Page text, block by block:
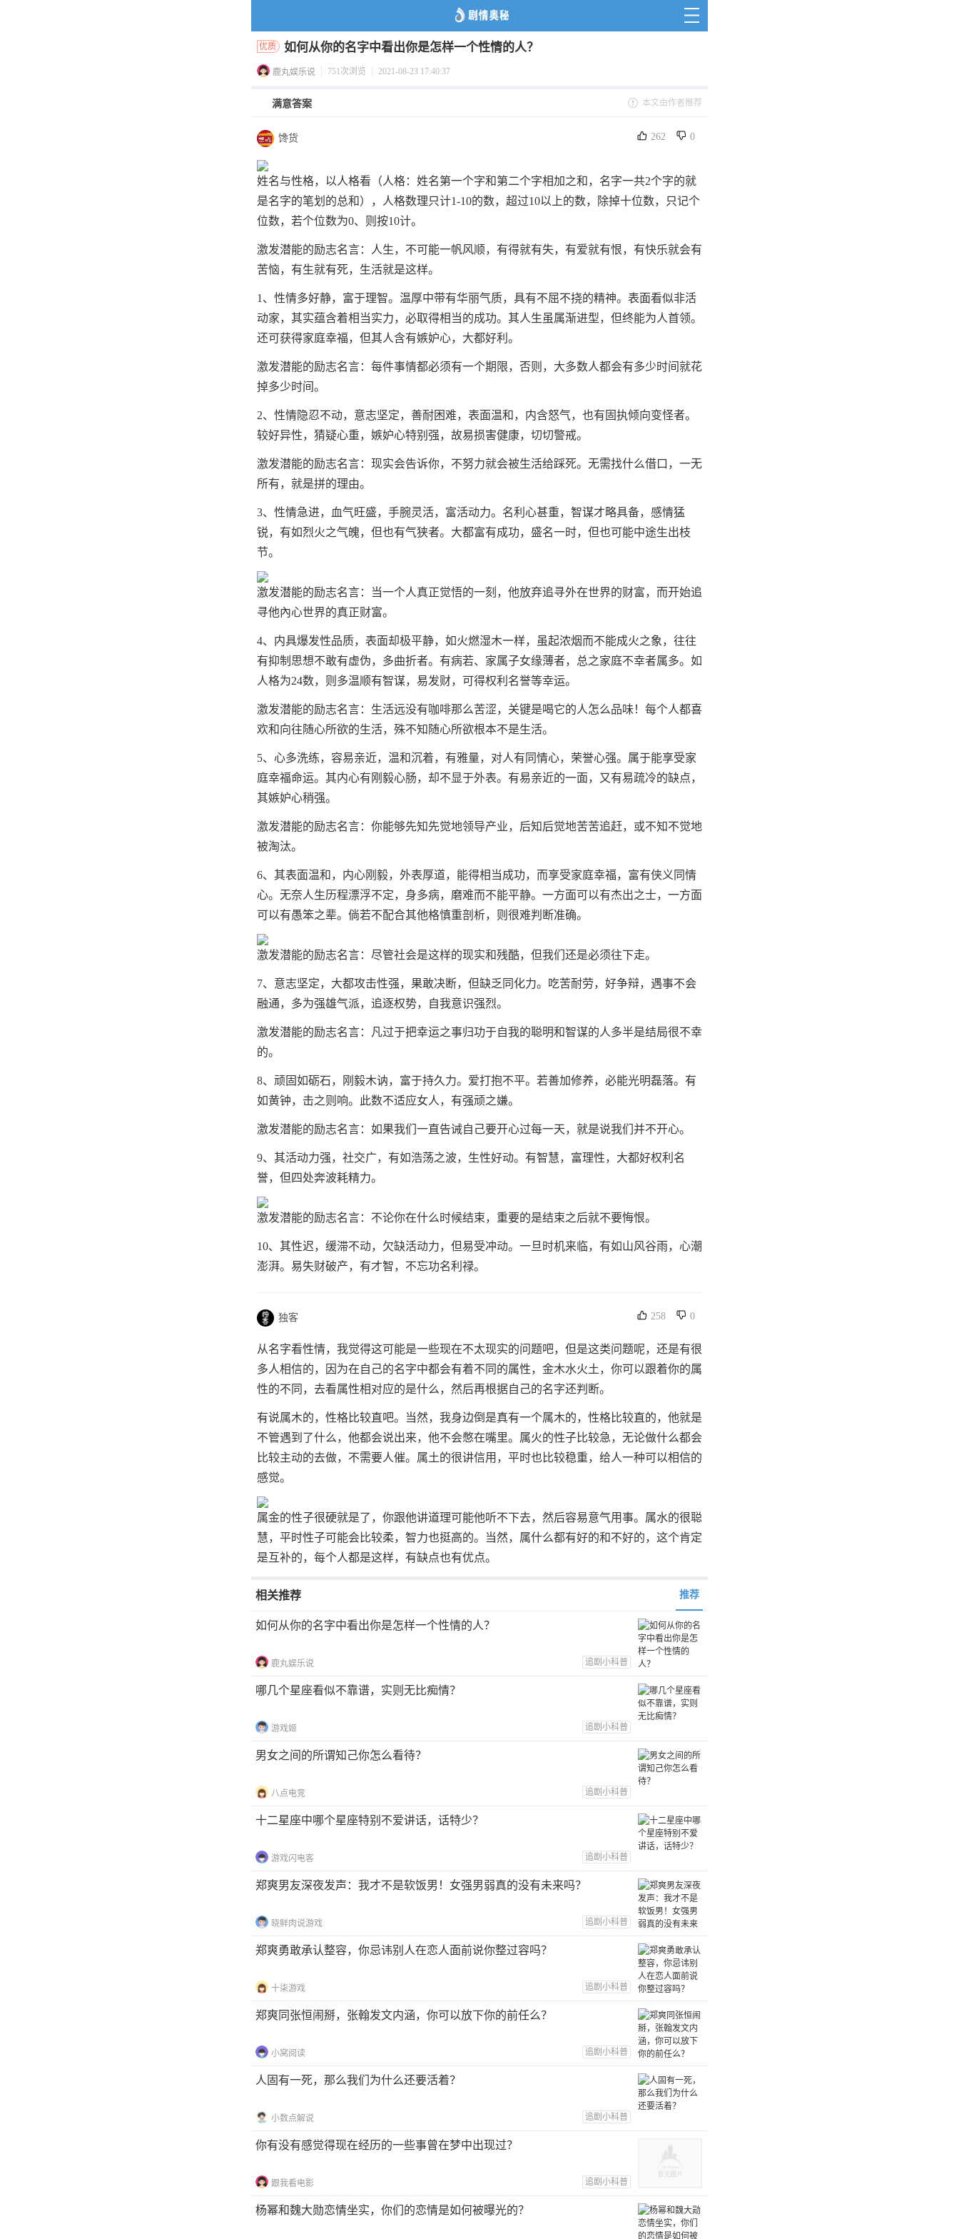
优质 如何从你的名字中看出你是怎样一个性情的人？
鹿丸娱乐说 751次浏览 2021-08-23 17:40:37
满意答案 本文由作者推荐
馋货 262 0
姓名与性格，以人格看（人格：姓名第一个字和第二个字相加之和，名字一共2个字的就
是名字的笔划的总和），人格数理只计1-10的数，超过10以上的数，除掉十位数，只记个
位数，若个位数为0、则按10计。
激发潜能的励志名言：人生，不可能一帆风顺，有得就有失，有爱就有恨，有快乐就会有
苦恼，有生就有死，生活就是这样。
1、性情多好静，富于理智。温厚中带有华丽气质，具有不屈不挠的精神。表面看似非活
动家，其实蕴含着相当实力，必取得相当的成功。其人生虽属渐进型，但终能为人首领。
还可获得家庭幸福，但其人含有嫉妒心，大都好利。
激发潜能的励志名言：每件事情都必须有一个期限，否则，大多数人都会有多少时间就花
掉多少时间。
2、性情隐忍不动，意志坚定，善耐困难，表面温和，内含怒气，也有固执倾向变怪者。
较好异性，猜疑心重，嫉妒心特别强，故易损害健康，切切警戒。
激发潜能的励志名言：现实会告诉你，不努力就会被生活给踩死。无需找什么借口，一无
所有，就是拼的理由。
3、性情急进，血气旺盛，手腕灵活，富活动力。名利心甚重，智谋才略具备，感情猛
锐，有如烈火之气魄，但也有气狭者。大都富有成功，盛名一时，但也可能中途生出枝
节。
激发潜能的励志名言：当一个人真正觉悟的一刻，他放弃追寻外在世界的财富，而开始追
寻他內心世界的真正财富。
4、内具爆发性品质，表面却极平静，如火燃湿木一样，虽起浓烟而不能成火之象，往往
有抑制思想不敢有虚伪，多曲折者。有病若、家属子女缘薄者，总之家庭不幸者属多。如
人格为24数，则多温顺有智谋，易发财，可得权利名誉等幸运。
激发潜能的励志名言：生活远没有咖啡那么苦涩，关键是喝它的人怎么品味！每个人都喜
欢和向往随心所欲的生活，殊不知随心所欲根本不是生活。
5、心多洗练，容易亲近，温和沉着，有雅量，对人有同情心，荣誉心强。属于能享受家
庭幸福命运。其内心有刚毅心肠，却不显于外表。有易亲近的一面，又有易疏冷的缺点，
其嫉妒心稍强。
激发潜能的励志名言：你能够先知先觉地领导产业，后知后觉地苦苦追赶，或不知不觉地
被淘汰。
6、其表面温和，内心刚毅，外表厚道，能得相当成功，而享受家庭幸福，富有侠义同情
心。无奈人生历程漂浮不定，身多病，磨难而不能平静。一方面可以有杰出之士，一方面
可以有愚笨之辈。倘若不配合其他格慎重剖析，则很难判断准确。
激发潜能的励志名言：尽管社会是这样的现实和残酷，但我们还是必须往下走。
7、意志坚定，大都攻击性强，果敢决断，但缺乏同化力。吃苦耐劳，好争辩，遇事不会
融通，多为强雄气派，追逐权势，自我意识强烈。
激发潜能的励志名言：凡过于把幸运之事归功于自我的聪明和智谋的人多半是结局很不幸
的。
8、顽固如砺石，刚毅木讷，富于持久力。爱打抱不平。若善加修养，必能光明磊落。有
如黄钟，击之则响。此数不适应女人，有强顽之嫌。
激发潜能的励志名言：如果我们一直告诫自己要开心过每一天，就是说我们并不开心。
9、其活动力强，社交广，有如浩荡之波，生性好动。有智慧，富理性，大都好权利名
誉，但四处奔波耗精力。
激发潜能的励志名言：不论你在什么时候结束，重要的是结束之后就不要悔恨。
10、其性迟，缓滞不动，欠缺活动力，但易受冲动。一旦时机来临，有如山风谷雨，心潮
澎湃。易失财破产，有才智，不忘功名利禄。
独客 258 0
从名字看性情，我觉得这可能是一些现在不太现实的问题吧，但是这类问题呢，还是有很
多人相信的，因为在自己的名字中都会有着不同的属性，金木水火土，你可以跟着你的属
性的不同，去看属性相对应的是什么，然后再根据自己的名字还判断。
有说属木的，性格比较直吧。当然，我身边倒是真有一个属木的，性格比较直的，他就是
不管遇到了什么，他都会说出来，他不会憋在嘴里。属火的性子比较急，无论做什么都会
比较主动的去做，不需要人催。属土的很讲信用，平时也比较稳重，给人一种可以相信的
感觉。
属金的性子很硬就是了，你跟他讲道理可能他听不下去，然后容易意气用事。属水的很聪
慧，平时性子可能会比较柔，智力也挺高的。当然，属什么都有好的和不好的，这个肯定
是互补的，每个人都是这样，有缺点也有优点。
相关推荐 推荐
如何从你的名字中看出你是怎样一个性情的人？
鹿丸娱乐说 追剧小科普
哪几个星座看似不靠谱，实则无比痴情？
游戏姬 追剧小科普
男女之间的所谓知己你怎么看待？
八点电竞 追剧小科普
十二星座中哪个星座特别不爱讲话，话特少？
游戏闪电客 追剧小科普
郑爽男友深夜发声：我才不是软饭男！女强男弱真的没有未来吗？
晓鲜肉说游戏 追剧小科普
郑爽勇敢承认整容，你忌讳别人在恋人面前说你整过容吗？
十柒游戏 追剧小科普
郑爽同张恒闹掰，张翰发文内涵，你可以放下你的前任么？
小窝阅读 追剧小科普
人固有一死，那么我们为什么还要活着？
小数点解说 追剧小科普
你有没有感觉得现在经历的一些事曾在梦中出现过？
跟我看电影 追剧小科普
杨幂和魏大勋恋情坐实，你们的恋情是如何被曝光的？